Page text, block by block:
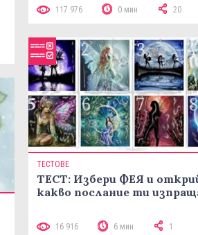
117 976 0 мин 20
ТЕСТОВЕ
ТЕСТ: Избери ФЕЯ и
какво послание ти
16 916 6 мин 1